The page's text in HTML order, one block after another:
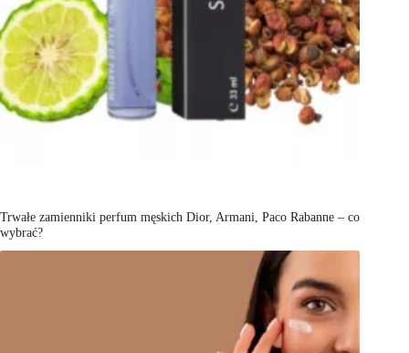
Trwałe zamienniki perfum męskich Dior, Armani, Paco Rabanne – co
wybrać?